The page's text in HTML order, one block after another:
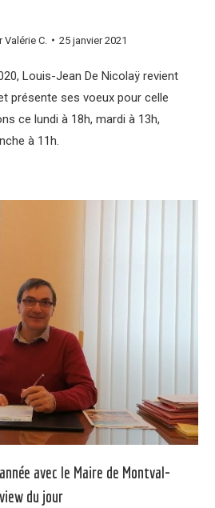
Valérie C. 25 janvier 2021
Louis-Jean De Nicolaÿ revient
présente ses voeux pour celle
ce lundi à 18h, mardi à 13h,
à 11h.
avec le Maire de Montval-
du jour